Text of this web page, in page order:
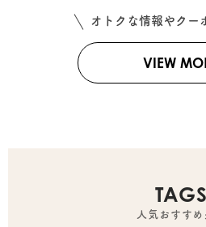
オトクな情報やクー
VIEW
TAGS
人気おすすめ